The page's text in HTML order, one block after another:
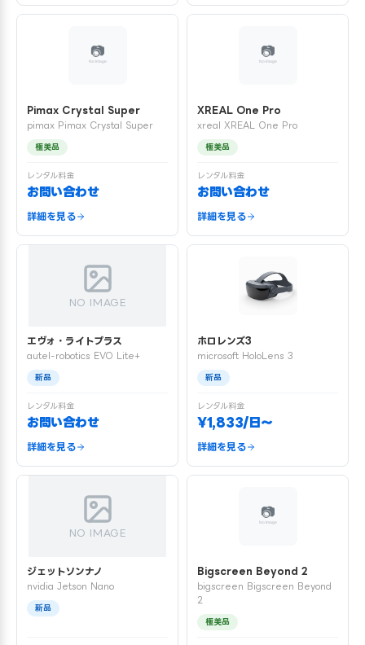
Pimax Crystal Super
pimax Pimax Crystal Super
極美品
レンタル料金
お問い合わせ
詳細を見る
XREAL One Pro
xreal XREAL One Pro
極美品
レンタル料金
お問い合わせ
詳細を見る
NO IMAGE
エヴォ・ライトプラス
autel-robotics EVO Lite+
新品
レンタル料金
お問い合わせ
詳細を見る
ホロレンズ3
microsoft HoloLens 3
新品
レンタル料金
¥1,833/日〜
詳細を見る
NO IMAGE
ジェットソンナノ
nvidia Jetson Nano
新品
Bigscreen Beyond 2
bigscreen Bigscreen Beyond
2
極美品